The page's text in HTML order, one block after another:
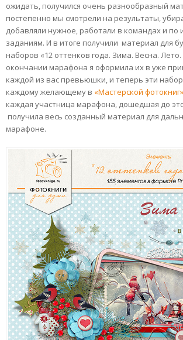
ожидать, получился очень разнообразный
постепенно мы смотрели на результаты,
добавляли нужное, работали в командах и
заданиям. И в итоге получили материал для
наборов «12 оттенков года. Зима. Весна.
окончании марафона я оформила их в уже
каждой из вас превьюшки, и теперь эти
каждому желающему в «Мастерской фотокниг»
каждая участница марафона, дошедшая до
получила весь созданный материал для
марафоне.